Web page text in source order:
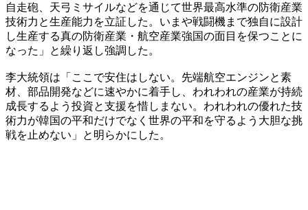
自走砲、天弓ミサイルなどを通じて世界最高水準の防衛産業
技術力と生産能力を立証した。いまや戦闘機まで独自に設計
し生産する真の防衛産業・航空産業強国の面目を保つことに
なった」と繰り返し強調した。
李大統領は「ここで安住はしない。先端航空エンジンと素
材、部品開発などに速やかに着手し、われわれの産業が持続
成長するよう投資と支援を惜しまない。われわれの優れた技
術力が韓国の平和だけでなく世界の平和を守るよう大胆な挑
戦を止めない」と明らかにした。